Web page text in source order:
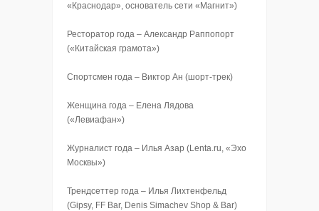
«Краснодар», основатель сети «Магнит»)
Ресторатор года – Александр Раппопорт
(«Китайская грамота»)
Спортсмен года – Виктор Ан (шорт-трек)
Женщина года – Елена Лядова
(«Левиафан»)
Журналист года – Илья Азар (Lenta.ru, «Эхо
Москвы»)
Трендсеттер года – Илья Лихтенфельд
(Gipsy, FF Bar, Denis Simachev Shop & Bar)